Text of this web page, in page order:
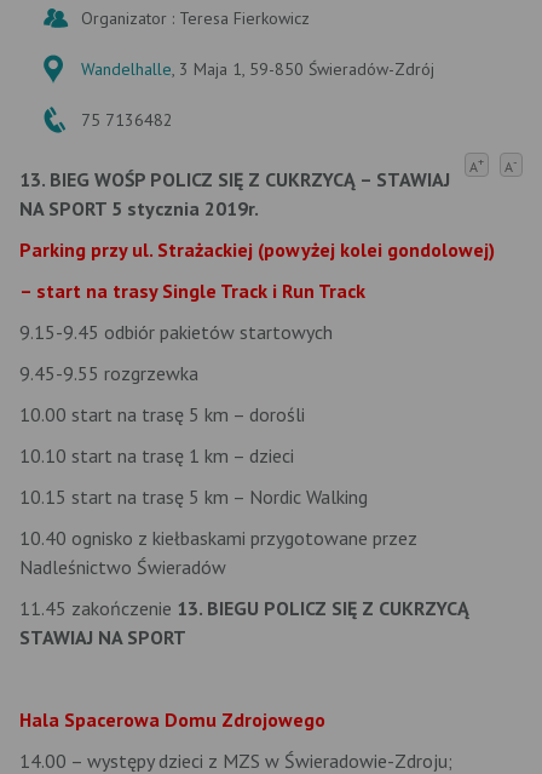
Organizator : Teresa Fierkowicz
Wandelhalle, 3 Maja 1, 59-850 Świeradów-Zdrój
75 7136482
A+ A-
13. BIEG WOŚP POLICZ SIĘ Z CUKRZYCĄ – STAWIAJ
NA SPORT 5 stycznia 2019r.
Parking przy ul. Strażackiej (powyżej kolei gondolowej)
– start na trasy Single Track i Run Track
9.15-9.45 odbiór pakietów startowych
9.45-9.55 rozgrzewka
10.00 start na trasę 5 km – dorośli
10.10 start na trasę 1 km – dzieci
10.15 start na trasę 5 km – Nordic Walking
10.40 ognisko z kiełbaskami przygotowane przez
Nadleśnictwo Świeradów
11.45 zakończenie 13. BIEGU POLICZ SIĘ Z CUKRZYCĄ
STAWIAJ NA SPORT
Hala Spacerowa Domu Zdrojowego
14.00 – występy dzieci z MZS w Świeradowie-Zdroju;